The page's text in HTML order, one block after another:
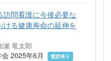
問看護に今後必要な
ける健康寿命の延伸を
瀬 竜太郎
2025年6月
査読有り